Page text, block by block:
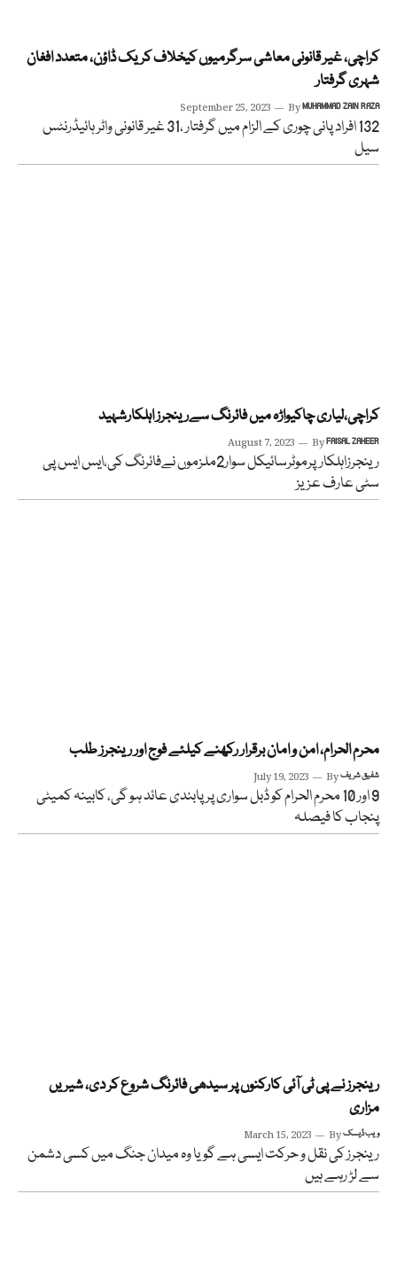
کراچی، غیر قانونی معاشی سرگرمیوں کیخلاف کریک ڈاؤن، متعدد افغان
شہری گرفتار
September 25, 2023 ByMUHAMMAD ZAIN RAZA
132 افراد پانی چوری کے الزام میں گرفتار ،31 غیر قانونی واٹر ہائیڈرنٹس
سیل
کراچی،لیاری چاکیواڑہ میں فائرنگ سےرینجرز اہلکارشہید
August 7, 2023 ByFAISAL ZAHEER
رینجرزاہلکارپرموٹرسائیکل سوار2ملزموں نےفائرنگ کی،ایس ایس پی
سٹی عارف عزیز
محرم الحرام، امن و امان برقرار رکھنے کیلئے فوج اور رینجرز طلب
July 19, 2023 Byشفیق شریف
9 اور 10 محرم الحرام کو ڈبل سواری پر پابندی عائد ہو گی، کابینہ کمیٹی
پنجاب کا فیصلہ
رینجرز نے پی ٹی آئی کارکنوں پر سیدھی فائرنگ شروع کر دی، شیریں
مزاری
March 15, 2023 Byویب ڈیسک
رینجرز کی نقل و حرکت ایسی ہے گویا وہ میدان جنگ میں کسی دشمن
سے لڑ رہے ہیں